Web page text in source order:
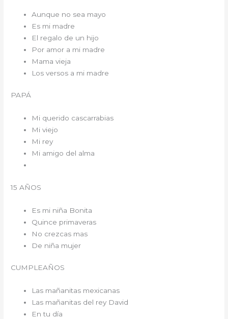
Aunque no sea mayo
Es mi madre
El regalo de un hijo
Por amor a mi madre
Mama vieja
Los versos a mi madre
PAPÁ
Mi querido cascarrabias
Mi viejo
Mi rey
Mi amigo del alma
15 AÑOS
Es mi niña Bonita
Quince primaveras
No crezcas mas
De niña mujer
CUMPLEAÑOS
Las mañanitas mexicanas
Las mañanitas del rey David
En tu día